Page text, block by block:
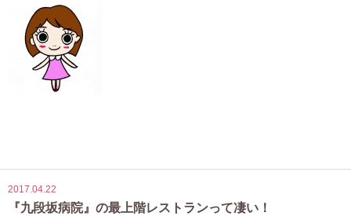
2017.04.22
『九段坂病院』の最上階レストランって凄い！